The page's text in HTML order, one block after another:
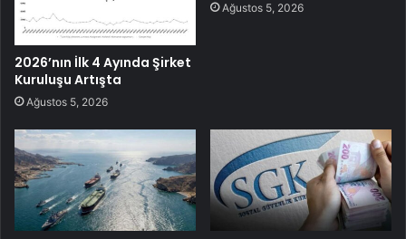
2026’nın İlk 4 Ayında Şirket
Kuruluşu Artışta
Ağustos 5, 2026
Ağustos 5, 2026